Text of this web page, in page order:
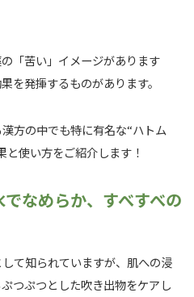
「苦い」イメージがあります
を発揮するものがあります。
方の中でも特に有名な“ハトム
と使い方をご紹介します！
なめらか、すべすべの
て知られていますが、肌への浸
つぷつとした吹き出物をケアし